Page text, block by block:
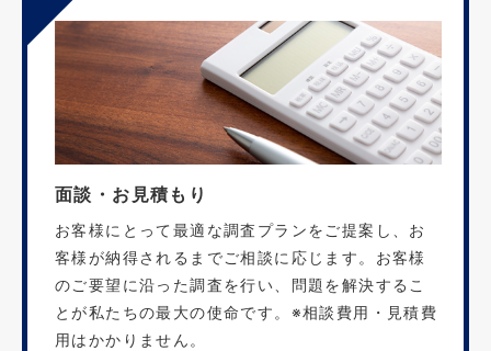
面談・お見積もり
お客様にとって最適な調査プランをご提案し、お
客様が納得されるまでご相談に応じます。お客様
のご要望に沿った調査を行い、問題を解決するこ
とが私たちの最大の使命です。※相談費用・見積費
用はかかりません。